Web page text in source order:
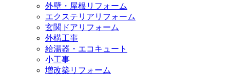
外壁・屋根リフォーム
エクステリアリフォーム
玄関ドアリフォーム
外構工事
給湯器・エコキュート
小工事
増改築リフォーム